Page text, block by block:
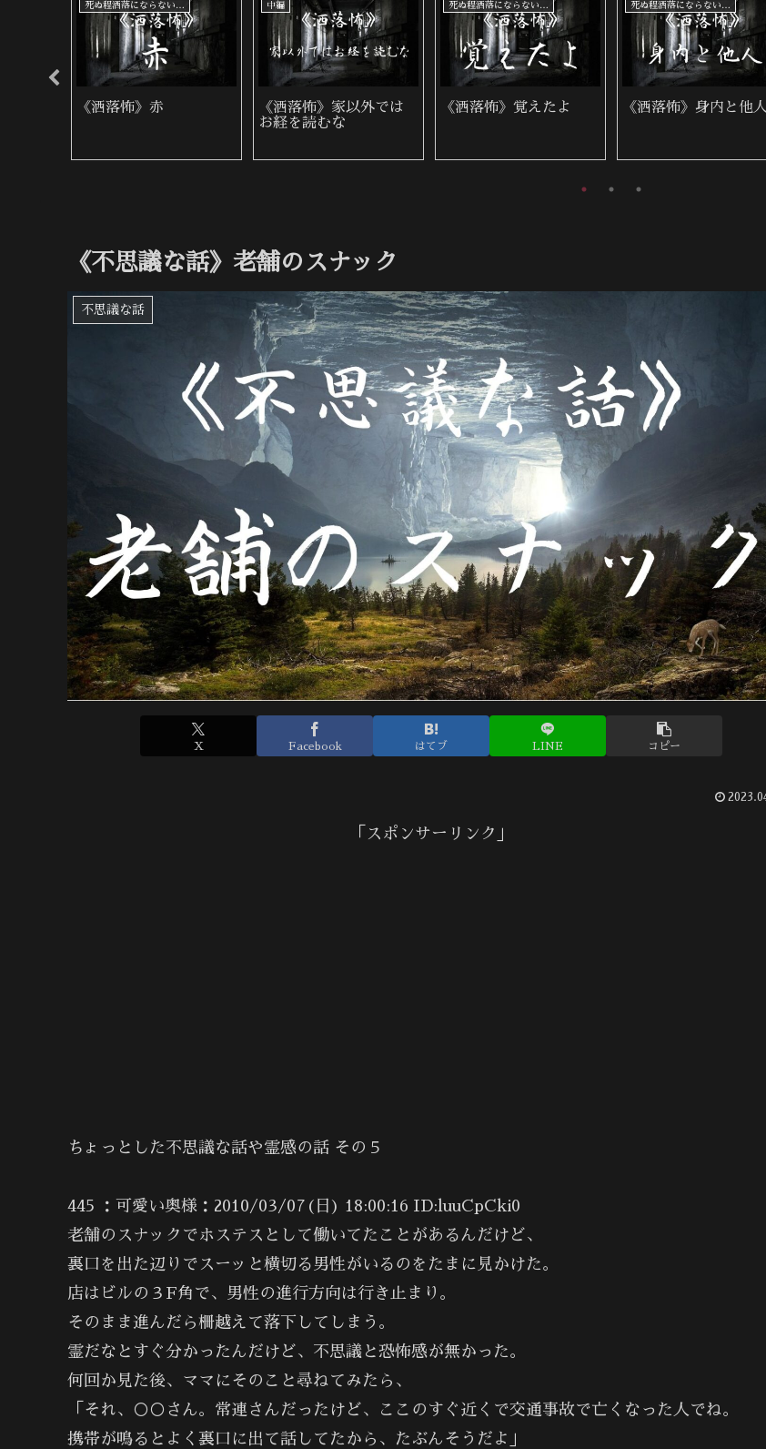
死ぬ程洒落にならない怖い話
《洒落怖》近所の墓地
死ぬ程洒落にならない怖い話
《洒落怖》郵便入れ
中編
《洒落怖》2階の物置
死ぬ程洒落にならない怖い話
《洒落怖》雨の夜に
《不思議な話》老舗のスナック
不思議な話
X Facebook はてブ LINE コピー
「スポンサーリンク」
ちょっとした不思議な話や霊感の話 その５
445 ：可愛い奥様：2010/03/07(日) 18:00:16 ID:luuCpCki0
老舗のスナックでホステスとして働いてたことがあるんだけど、
裏口を出た辺りでスーッと横切る男性がいるのをたまに見かけた。
店はビルの３F角で、男性の進行方向は行き止まり。
そのまま進んだら柵越えて落下してしまう。
霊だなとすぐ分かったんだけど、不思議と恐怖感が無かった。
何回か見た後、ママにそのこと尋ねてみたら、
「それ、○○さん。常連さんだったけど、ここのすぐ近くで交通事故で亡くなった人でね。
携帯が鳴るとよく裏口に出て話してたから、たぶんそうだよ」